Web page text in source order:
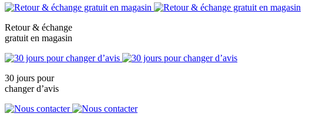
Retour & échange
gratuit en magasin
30 jours pour
changer d’avis